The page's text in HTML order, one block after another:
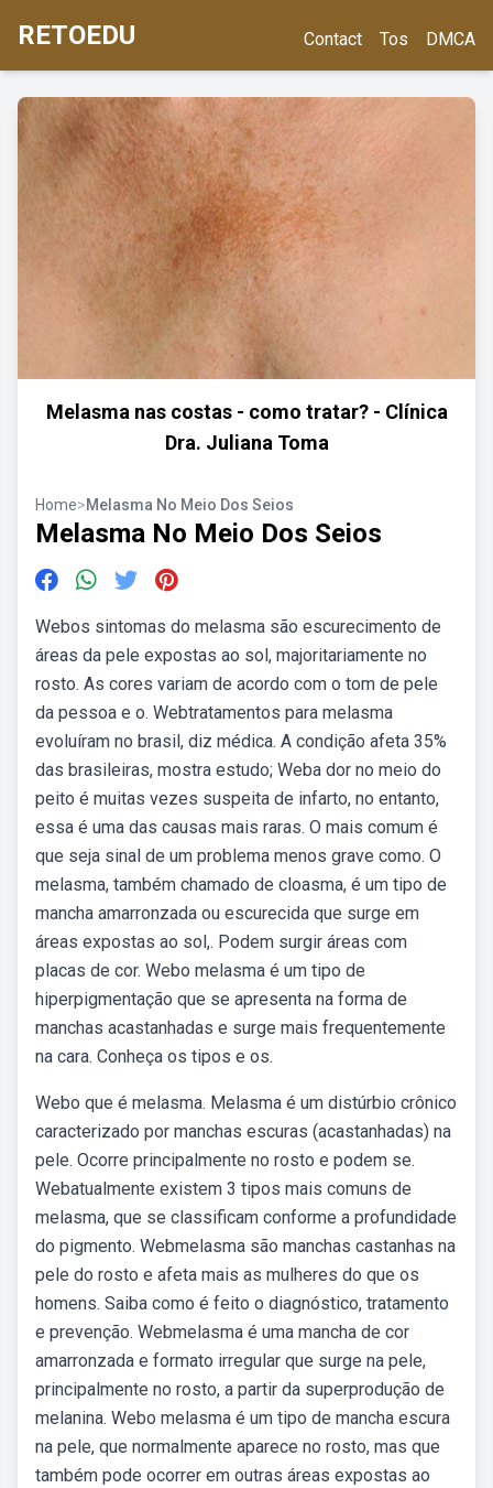
RETOEDU Contact Tos DMCA
Melasma nas costas - como tratar? - Clínica
Dra. Juliana Toma
Home>Melasma No Meio Dos Seios
Melasma No Meio Dos Seios
Webos sintomas do melasma são escurecimento de
áreas da pele expostas ao sol, majoritariamente no
rosto. As cores variam de acordo com o tom de pele
da pessoa e o. Webtratamentos para melasma
evoluíram no brasil, diz médica. A condição afeta 35%
das brasileiras, mostra estudo; Weba dor no meio do
peito é muitas vezes suspeita de infarto, no entanto,
essa é uma das causas mais raras. O mais comum é
que seja sinal de um problema menos grave como. O
melasma, também chamado de cloasma, é um tipo de
mancha amarronzada ou escurecida que surge em
áreas expostas ao sol,. Podem surgir áreas com
placas de cor. Webo melasma é um tipo de
hiperpigmentação que se apresenta na forma de
manchas acastanhadas e surge mais frequentemente
na cara. Conheça os tipos e os.
Webo que é melasma. Melasma é um distúrbio crônico
caracterizado por manchas escuras (acastanhadas) na
pele. Ocorre principalmente no rosto e podem se.
Webatualmente existem 3 tipos mais comuns de
melasma, que se classificam conforme a profundidade
do pigmento. Webmelasma são manchas castanhas na
pele do rosto e afeta mais as mulheres do que os
homens. Saiba como é feito o diagnóstico, tratamento
e prevenção. Webmelasma é uma mancha de cor
amarronzada e formato irregular que surge na pele,
principalmente no rosto, a partir da superprodução de
melanina. Webo melasma é um tipo de mancha escura
na pele, que normalmente aparece no rosto, mas que
também pode ocorrer em outras áreas expostas ao